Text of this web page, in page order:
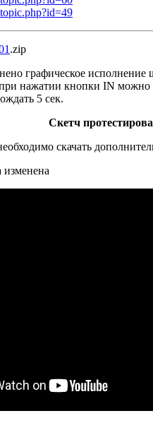
.zip
графическое
нажатии кнопки IN можно
5 сек.
Скетч
скачать